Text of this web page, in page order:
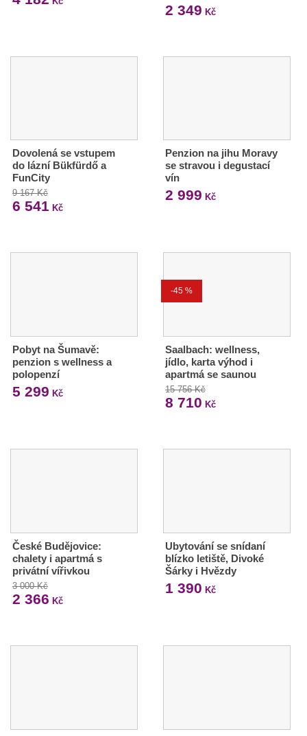
2 349 Kč
Dovolená se vstupem
do lázní Bükfürdő a
FunCity
9 167 Kč
6 541 Kč
Penzion na jihu Moravy
se stravou i degustací
vín
2 999 Kč
Pobyt na Šumavě:
penzion s wellness a
polopenzí
5 299 Kč
-45 %
Saalbach: wellness,
jídlo, karta výhod i
apartmá se saunou
15 756 Kč
8 710 Kč
České Budějovice:
chalety i apartmá s
privátní vířivkou
3 000 Kč
2 366 Kč
Ubytování se snídaní
blízko letiště, Divoké
Šárky i Hvězdy
1 390 Kč